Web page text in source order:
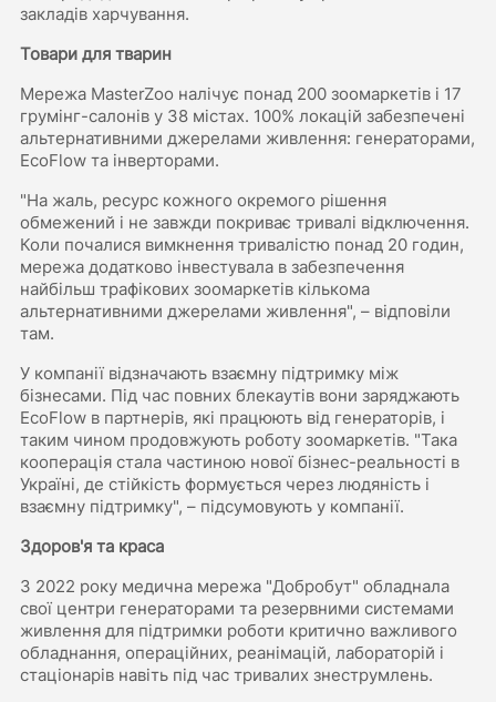
закладів харчування.
Товари для тварин
Мережа MasterZoo налічує понад 200 зоомаркетів і 17
грумінг-салонів у 38 містах. 100% локацій забезпечені
альтернативними джерелами живлення: генераторами,
EcoFlow та інверторами.
"На жаль, ресурс кожного окремого рішення
обмежений і не завжди покриває тривалі відключення.
Коли почалися вимкнення тривалістю понад 20 годин,
мережа додатково інвестувала в забезпечення
найбільш трафікових зоомаркетів кількома
альтернативними джерелами живлення", – відповіли
там.
У компанії відзначають взаємну підтримку між
бізнесами. Під час повних блекаутів вони заряджають
EcoFlow в партнерів, які працюють від генераторів, і
таким чином продовжують роботу зоомаркетів. "Така
кооперація стала частиною нової бізнес-реальності в
Україні, де стійкість формується через людяність і
взаємну підтримку", – підсумовують у компанії.
Здоров'я та краса
З 2022 року медична мережа "Добробут" обладнала
свої центри генераторами та резервними системами
живлення для підтримки роботи критично важливого
обладнання, операційних, реанімацій, лабораторій і
стаціонарів навіть під час тривалих знеструмлень.